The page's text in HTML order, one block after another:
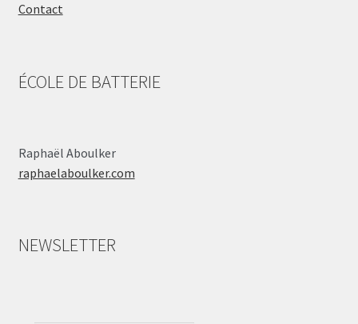
Contact
ÉCOLE DE BATTERIE
Raphaël Aboulker
raphaelaboulker.com
NEWSLETTER